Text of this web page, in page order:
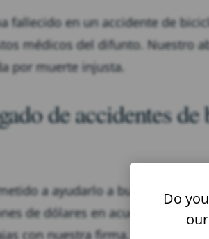
fallecido en un accidente de
médicos del difunto. Nuestro
por muerte injusta.
de accidentes
a ayudarlo a buscar una
de dólares en acuerdos para
con nuestra firma, nosotros
Do